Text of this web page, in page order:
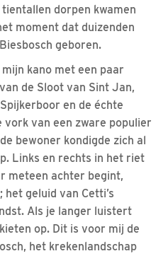
dorpen kwamen
moment dat duizenden
geboren.
kano met een paar
de Sloot van Sint Jan,
en de échte
vork van een zware populier
bewoner kondigde zich al
Links en rechts in het riet
meteen achter begint,
geluid van Cetti’s
Als je langer luistert
op. Dit is voor mij de
het krekenlandschap